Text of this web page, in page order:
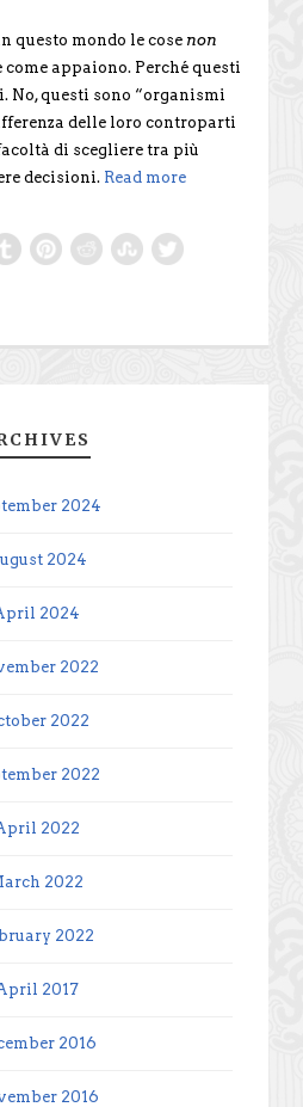
questo mondo le cose non
appaiono. Perché questi
No, questi sono “organismi
delle loro controparti
di scegliere tra più
decisioni. Read more
2024
2024
2024
2022
2022
2022
2022
2022
2022
2017
2016
2016